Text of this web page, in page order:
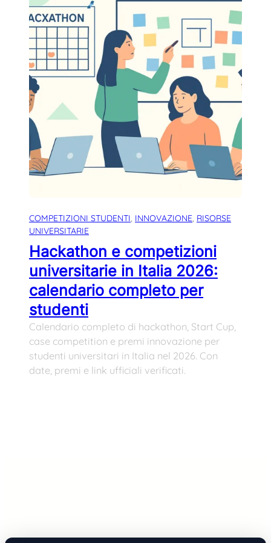
COMPETIZIONI STUDENTI, INNOVAZIONE, RISORSE
UNIVERSITARIE
Hackathon e competizioni
universitarie in Italia 2026:
calendario completo per
studenti
Calendario completo di hackathon, Start Cup,
case competition e premi innovazione per
studenti universitari in Italia nel 2026. Con
date, premi e link ufficiali verificati.